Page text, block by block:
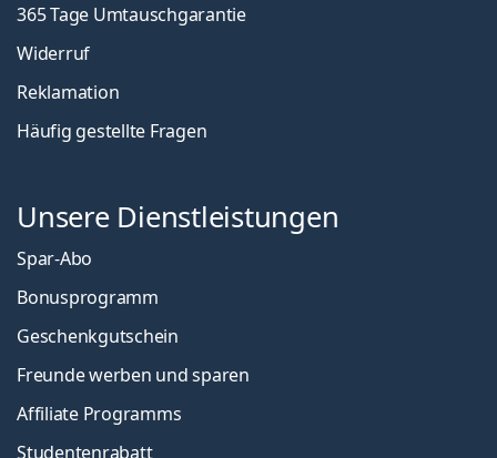
365 Tage Umtauschgarantie
Widerruf
Reklamation
Häufig gestellte Fragen
Unsere Dienstleistungen
Spar-Abo
Bonusprogramm
Geschenkgutschein
Freunde werben und sparen
Affiliate Programms
Studentenrabatt